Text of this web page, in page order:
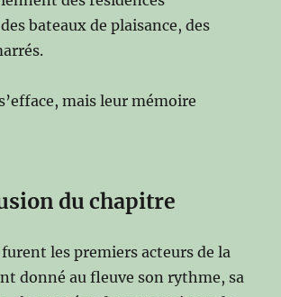
bateaux de plaisance, des
mais leur mémoire
du chapitre
les premiers acteurs de la
donné au fleuve son rythme, sa